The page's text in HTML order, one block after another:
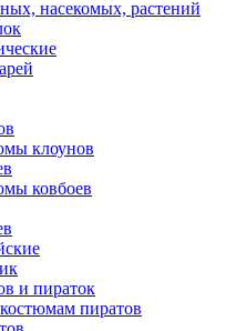
насекомых, растений
клоунов
ковбоев
и пираток
пиратов